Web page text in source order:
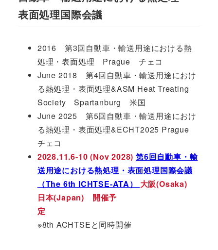
表面処理国際会議
2016 第3回自動車・輸送用途における熱
処理・表面処理 Prague チェコ
June 2018 第4回自動車・輸送用途におけ
る熱処理・表面処理&ASM Heat Treating
Society Spartanburg 米国
June 2025 第5回自動車・輸送用途におけ
る熱処理・表面処理&ECHT2025 Prague
チェコ
2028.11.6-10 (Nov 2028) 第6回自動車・輸
送用途における熱処理・表面処理国際会議
（The 6th ICHTSE-ATA） 大阪(Osaka)
日本(Japan) 開催予
定
※8th ACHTSEと同時開催